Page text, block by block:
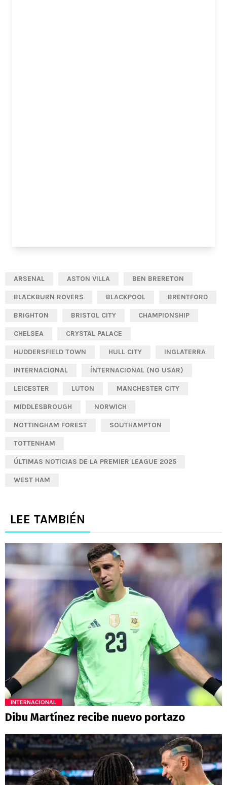
ARSENAL ASTON VILLA BEN BRERETON
BLACKBURN ROVERS BLACKPOOL BRENTFORD
BRIGHTON BRISTOL CITY CHAMPIONSHIP
CHELSEA CRYSTAL PALACE
HUDDERSFIELD TOWN HULL CITY INGLATERRA
INTERNACIONAL ÍNTERNACIONAL (NO USAR)
LEICESTER LUTON MANCHESTER CITY
MIDDLESBROUGH NORWICH
NOTTINGHAM FOREST SOUTHAMPTON
TOTTENHAM
ÚLTIMAS NOTICIAS DE LA PREMIER LEAGUE 2025
WEST HAM
LEE TAMBIÉN
INTERNACIONAL
Dibu Martínez recibe nuevo portazo